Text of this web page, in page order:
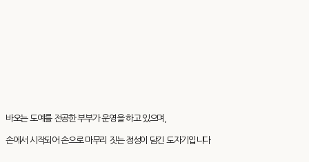
바오는 도예를 전공한 부부가 운영을 하고 있으며,
손에서 시작되어 손으로 마무리 짓는 정성이 담긴 도자기입니다